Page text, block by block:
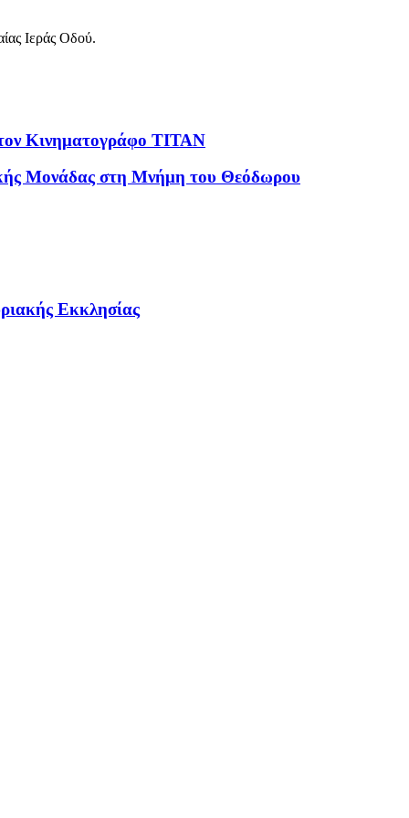
Ιεράς Οδού.
Κινηματογράφο ΤΙΤΑΝ
Μονάδας στη Μνήμη του Θεόδωρου
Εκκλησίας